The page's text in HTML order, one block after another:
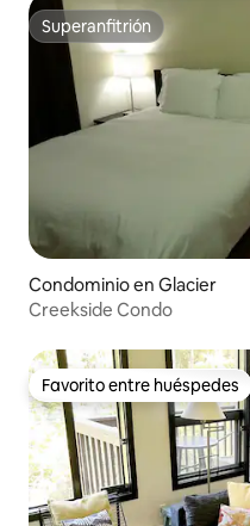
Superanfitrión
Superanfitrión
Condominio en Glacier
Creekside Condo
Favorito entre huéspedes
Favorito entre huéspedes